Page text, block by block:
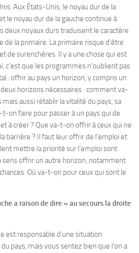
Aux États-Unis, le noyau dur de la
le noyau dur de la gauche continue à
deux noyaux durs traduisent le caractère
la primaire. La primaire risque d’être
de surenchères. Il y a une chose qui est
c’est que les programmes n’oublient pas
: offrir au pays un horizon, y compris un
horizons nécessaires : comment va-
aussi rétablir la vitalité du pays, sa
on faire pour passer à un pays qui de
à créer ? Que va-t-on offrir à ceux qui ne
barrière ? Il faut leur offrir de l’emploi et
mettre la priorité sur l’emploi sont
sens offrir un autre horizon, notamment
Où va-t-on pour ceux qui sont le
a raison de dire « au secours la droite
est responsable d’une situation
pays, mais vous sentez bien que l’on a